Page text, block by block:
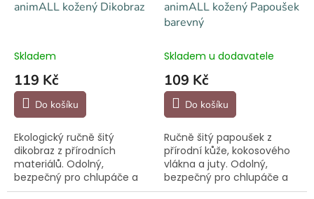
animALL kožený Dikobraz
Skladem
119 Kč
Do košíku
Ekologický ručně šitý
dikobraz z přírodních
materiálů. Odolný,
bezpečný pro chlupáče a
šetrný k přírodě.
animALL kožený Papoušek
barevný
Skladem u dodavatele
109 Kč
Do košíku
Ručně šitý papoušek z
přírodní kůže, kokosového
vlákna a juty. Odolný,
bezpečný pro chlupáče a
šetrný k přírodě.